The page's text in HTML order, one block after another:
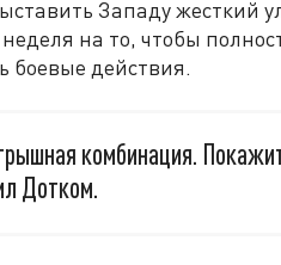
Западу жесткий
на то, чтобы
боевые действия.
комбинация.
Дотком.